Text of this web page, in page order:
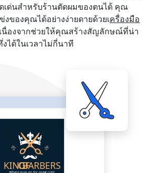
เด่นสำหรับร้านตัดผมของตนได้ คุณ
งของคุณได้อย่างง่ายดายด้วยเครื่องมือ
เนื่องจากช่วยให้คุณสร้างสัญลักษณ์ที่น่า
งได้ในเวลาไม่กี่นาที